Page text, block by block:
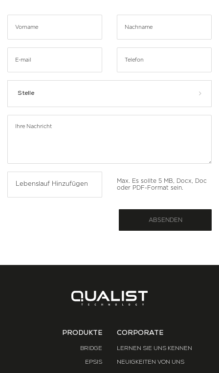
Stelle
Lebenslauf Hinzufügen
Max. Es sollte 5 MB, Docx, Doc
oder PDF-Format sein.
ABSENDEN
PRODUKTE
BRIDGE
EPSIS
CORPORATE
LERNEN SIE UNS KENNEN
NEUIGKEITEN VON UNS